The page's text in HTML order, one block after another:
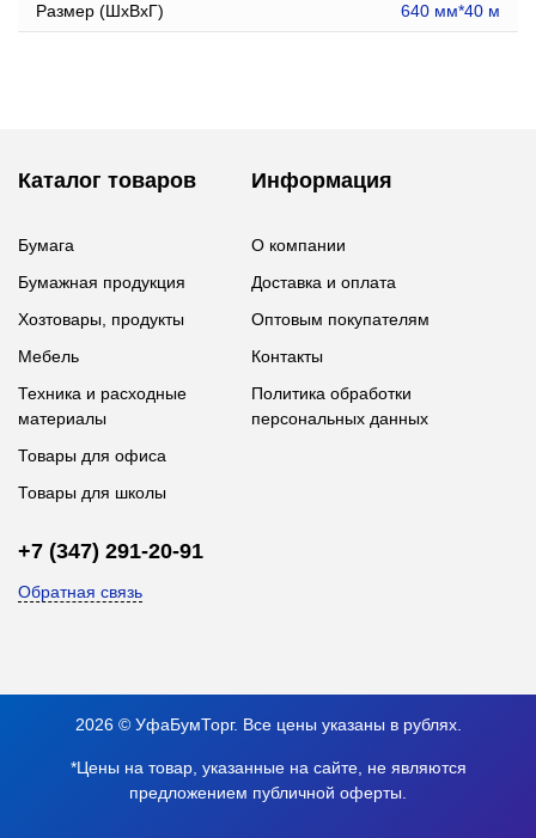
Размер (ШxВxГ) 640 мм*40 м
Каталог товаров
Бумага
Бумажная продукция
Хозтовары, продукты
Мебель
Техника и расходные
материалы
Товары для офиса
Товары для школы
Информация
О компании
Доставка и оплата
Оптовым покупателям
Контакты
Политика обработки
персональных данных
+7 (347) 291-20-91
Обратная связь
2026 © УфаБумТорг. Все цены указаны в рублях.
*Цены на товар, указанные на сайте, не являются
предложением публичной оферты.